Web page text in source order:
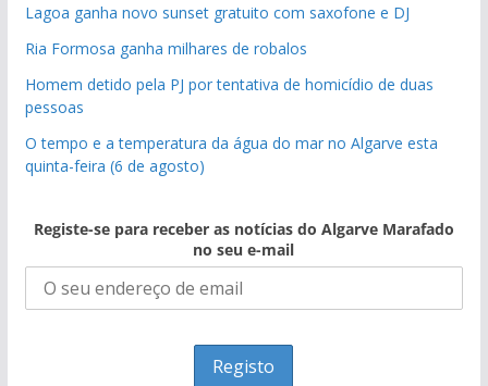
Lagoa ganha novo sunset gratuito com saxofone e DJ
Ria Formosa ganha milhares de robalos
Homem detido pela PJ por tentativa de homicídio de duas
pessoas
O tempo e a temperatura da água do mar no Algarve esta
quinta-feira (6 de agosto)
Registe-se para receber as notícias do Algarve Marafado
no seu e-mail